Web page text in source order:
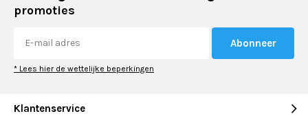
promoties
Abonneer
* Lees hier de wettelijke beperkingen
Klantenservice